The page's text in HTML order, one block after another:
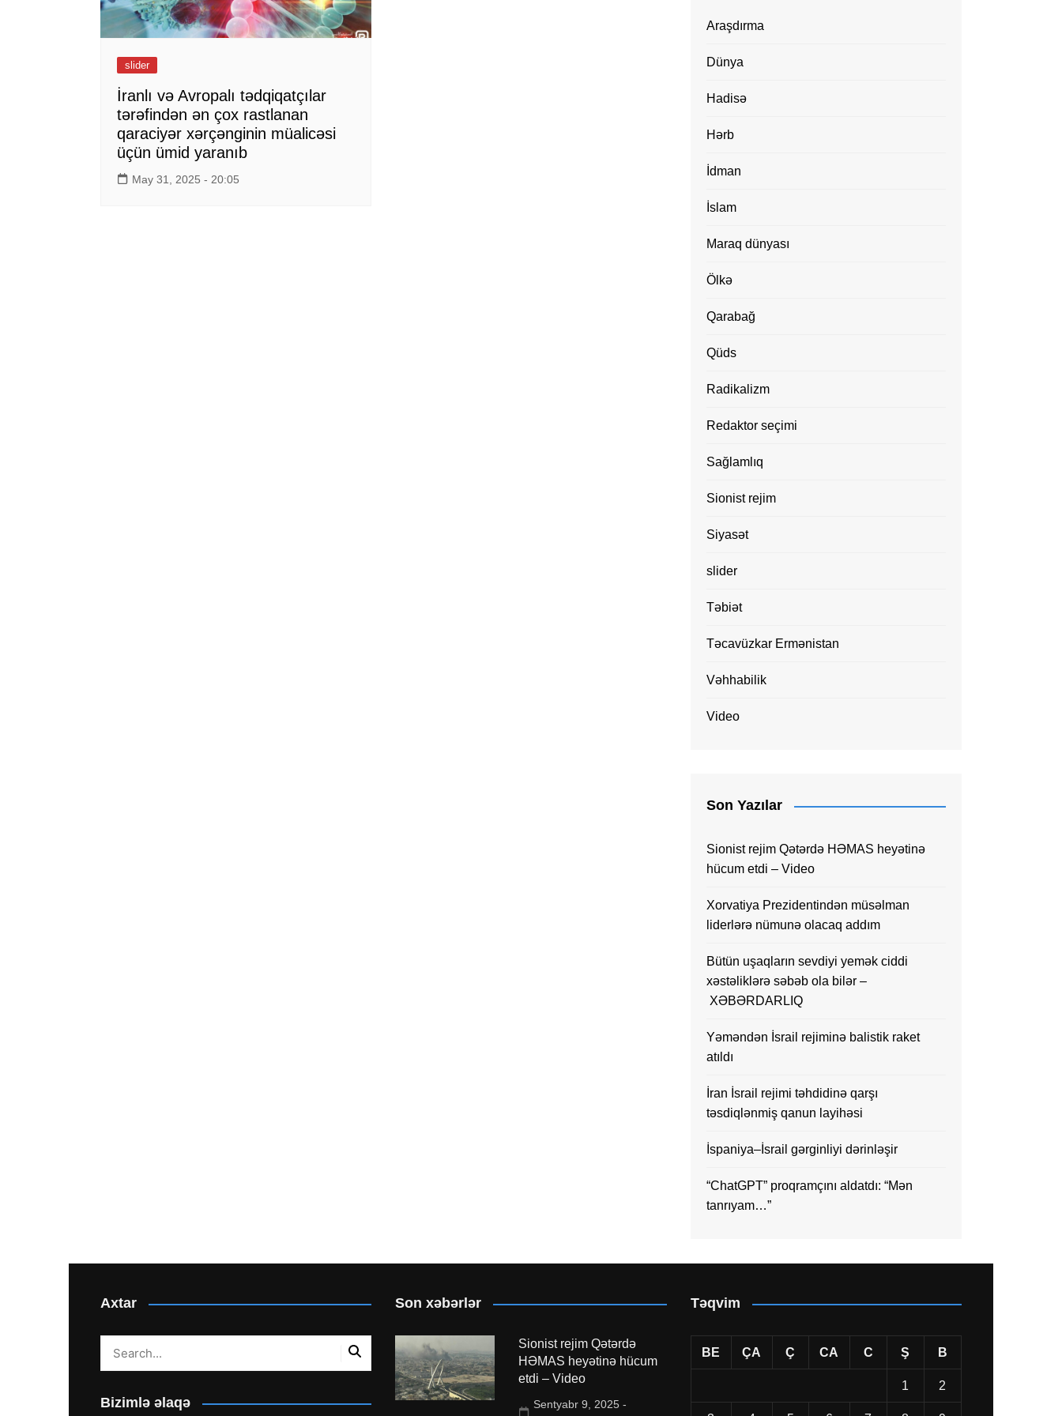
slider
İranlı və Avropalı tədqiqatçılar
tərəfindən ən çox rastlanan
qaraciyər xərçənginin müalicəsi
üçün ümid yaranıb
May 31, 2025 - 20:05
Araşdırma
Dünya
Hadisə
Hərb
İdman
İslam
Maraq dünyası
Ölkə
Qarabağ
Qüds
Radikalizm
Redaktor seçimi
Sağlamlıq
Sionist rejim
Siyasət
slider
Təbiət
Təcavüzkar Ermənistan
Vəhhabilik
Video
Son Yazılar
Sionist rejim Qətərdə HƏMAS heyətinə
hücum etdi – Video
Xorvatiya Prezidentindən müsəlman
liderlərə nümunə olacaq addım
Bütün uşaqların sevdiyi yemək ciddi
xəstəliklərə səbəb ola bilər –
XƏBƏRDARLIQ
Yəməndən İsrail rejiminə balistik raket
atıldı
İran İsrail rejimi təhdidinə qarşı
təsdiqlənmiş qanun layihəsi
İspaniya–İsrail gərginliyi dərinləşir
“ChatGPT” proqramçını aldatdı: “Mən
tanrıyam…”
Axtar
Bizimlə əlaqə
Son xəbərlər
Sionist rejim Qətərdə
HƏMAS heyətinə hücum
etdi – Video
Sentyabr 9, 2025 -
Təqvim
BE ÇA Ç CA C Ş B
1 2